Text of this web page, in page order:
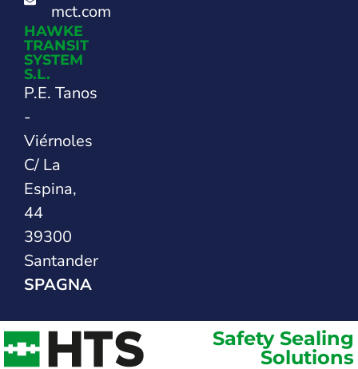
mct.com
HAWKE
TRANSIT
SYSTEM
S.L.
P.E. Tanos
-
Viérnoles
C/ La
Espina,
44
39300
Santander
SPAGNA
Safety Sealing
Solutions